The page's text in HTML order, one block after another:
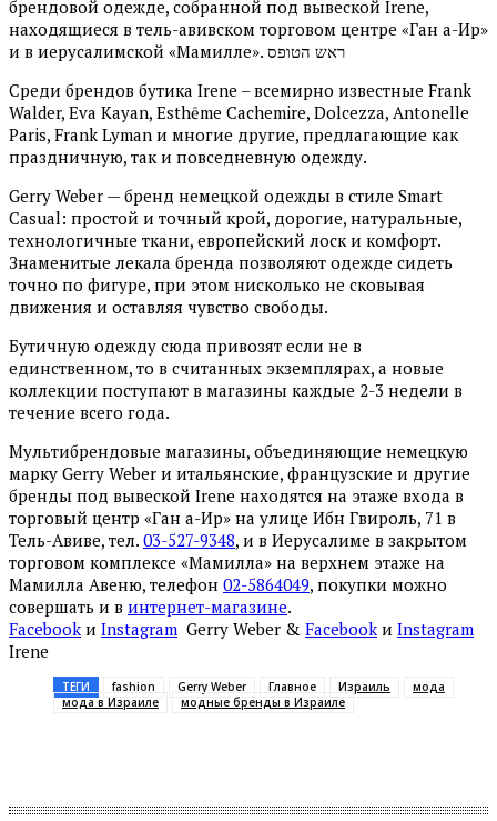
брендовой одежде, собранной под вывеской Irene,
находящиеся в тель-авивском торговом центре «Ган а-Ир»
и в иерусалимской «Мамилле». ראש הטופס
Среди брендов бутика Irene – всемирно известные Frank
Walder, Eva Kayan, Esthēme Cachemire, Dolcezza, Antonelle
Paris, Frank Lyman и многие другие, предлагающие как
праздничную, так и повседневную одежду.
Gerry Weber — бренд немецкой одежды в стиле Smart
Casual: простой и точный крой, дорогие, натуральные,
технологичные ткани, европейский лоск и комфорт.
Знаменитые лекала бренда позволяют одежде сидеть
точно по фигуре, при этом нисколько не сковывая
движения и оставляя чувство свободы.
Бутичную одежду сюда привозят если не в
единственном, то в считанных экземплярах, а новые
коллекции поступают в магазины каждые 2-3 недели в
течение всего года.
Мультибрендовые магазины, объединяющие немецкую
марку Gerry Weber и итальянские, французские и другие
бренды под вывеской Irene находятся на этаже входа в
торговый центр «Ган а-Ир» на улице Ибн Гвироль, 71 в
Тель-Авиве, тел. 03-527-9348, и в Иерусалиме в закрытом
торговом комплексе «Мамилла» на верхнем этаже на
Мамилла Авеню, телефон 02-5864049, покупки можно
совершать и в интернет-магазине.
Facebook и Instagram Gerry Weber & Facebook и Instagram
Irene
ТЕГИ fashion Gerry Weber Главное Израиль
мода
мода в Израиле
модные бренды в Израиле